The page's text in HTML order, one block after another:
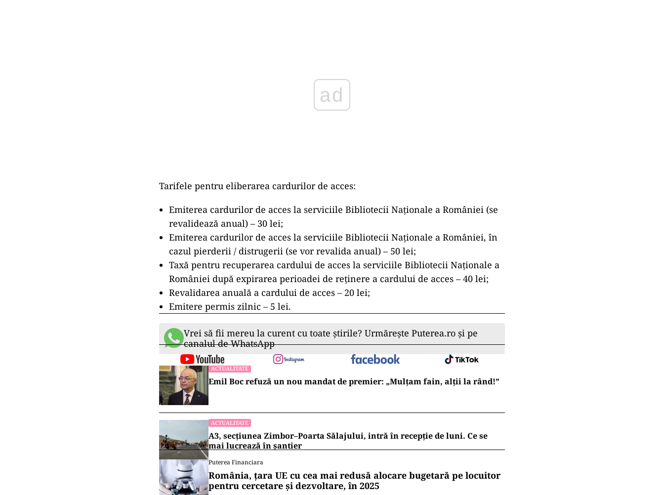
Tarifele pentru eliberarea cardurilor de acces:
Emiterea cardurilor de acces la serviciile Bibliotecii Naţionale a României (se
revalidează anual) – 30 lei;
Emiterea cardurilor de acces la serviciile Bibliotecii Naţionale a României, în
cazul pierderii / distrugerii (se vor revalida anual) – 50 lei;
Taxă pentru recuperarea cardului de acces la serviciile Bibliotecii Naţionale a
României după expirarea perioadei de reţinere a cardului de acces – 40 lei;
Revalidarea anuală a cardului de acces – 20 lei;
Emitere permis zilnic – 5 lei.
Vrei să fii mereu la curent cu toate știrile? Urmărește Puterea.ro și pe
canalul de WhatsApp
ACTUALITATE
Emil Boc refuză un nou mandat de premier: „Mulțam fain, alții la rând!”
ACTUALITATE
A3, secțiunea Zimbor–Poarta Sălajului, intră în recepție de luni. Ce se
mai lucrează în șantier
Puterea Financiara
România, țara UE cu cea mai redusă alocare bugetară pe locuitor
pentru cercetare și dezvoltare, în 2025